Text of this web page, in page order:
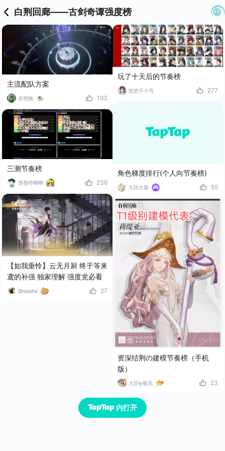
白荆回廊——古剑奇谭强度榜
主流配队方案
吴明施 193
三测节奏榜
墨墨哼唧唧 236
【如我垂怜】云无月厨 终于等来
鸢的补强 独家理解 强度党必看
Shiaisha 27
玩了十天后的节奏榜
悠悠子小号 277
角色梯度排行(个人向节奏榜)
九转大肠 55
资深结荆の建模节奏榜（手机
版）
大臣ly觐见 23
已经到底了内打开